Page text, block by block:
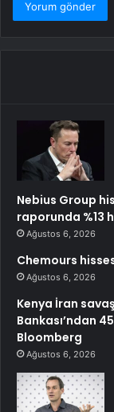
Nebius Group
raporunda %13
Ağustos 6, 2026
Chemours
Ağustos 6, 2026
Kenya İran
Bankası’ndan
Bloomberg
Ağustos 6, 2026